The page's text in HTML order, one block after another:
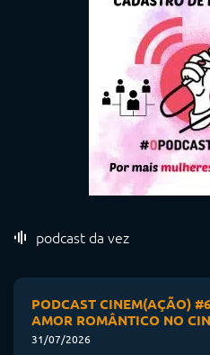
podcast da vez
PODCAST CINEM(AÇÃO)
AMOR ROMÂNTICO NO
31/07/2026